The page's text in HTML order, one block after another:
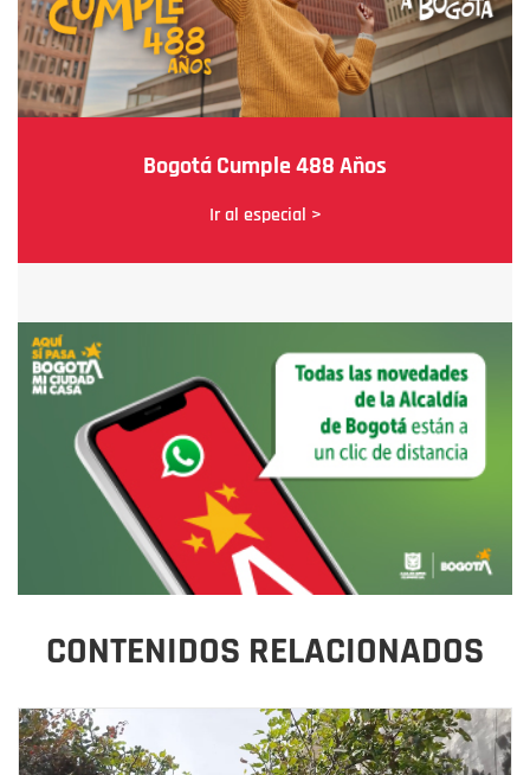
Bogotá Cumple 488 Años
Ir al especial >
CONTENIDOS RELACIONADOS